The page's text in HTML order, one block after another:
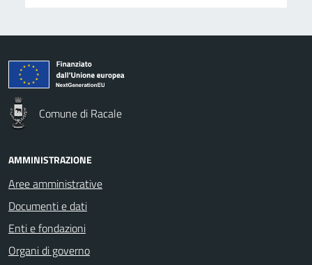
Comune di Racale
AMMINISTRAZIONE
Aree amministrative
Documenti e dati
Enti e fondazioni
Organi di governo